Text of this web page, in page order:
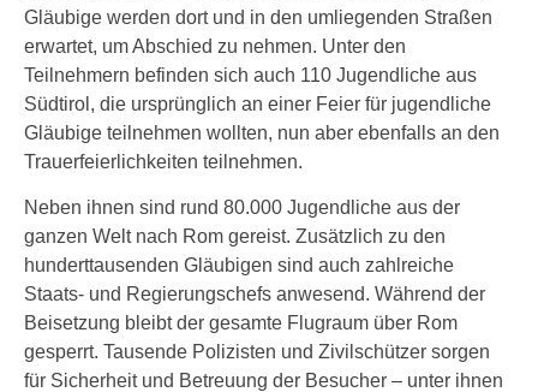
Gläubige werden dort und in den umliegenden Straßen
erwartet, um Abschied zu nehmen. Unter den
Teilnehmern befinden sich auch 110 Jugendliche aus
Südtirol, die ursprünglich an einer Feier für jugendliche
Gläubige teilnehmen wollten, nun aber ebenfalls an den
Trauerfeierlichkeiten teilnehmen.
Neben ihnen sind rund 80.000 Jugendliche aus der
ganzen Welt nach Rom gereist. Zusätzlich zu den
hunderttausenden Gläubigen sind auch zahlreiche
Staats- und Regierungschefs anwesend. Während der
Beisetzung bleibt der gesamte Flugraum über Rom
gesperrt. Tausende Polizisten und Zivilschützer sorgen
für Sicherheit und Betreuung der Besucher – unter ihnen